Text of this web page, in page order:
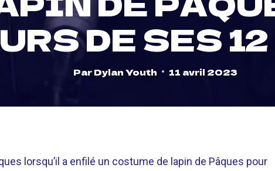
DE SES
ParDylan Youth 11 avril 2023
lorsqu’il a enfilé un costume de lapin de Pâques pour